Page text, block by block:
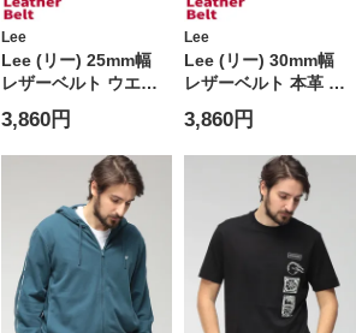
Lee
Lee (リー) 25mm幅
レザーベルト ウエス
タン ゴールド ピンバ
ックル 本革 ユニセッ
クス 0120599G
3,860円
Lee
Lee (リー) 30mm幅
レザーベルト 本革 ゴ
ールドバックル ミニ
ロゴ ユニセックス
120597
3,860円